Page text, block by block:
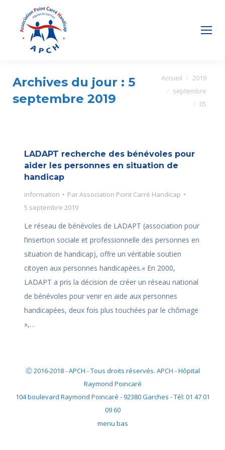
Archives du jour : 5
septembre 2019
Vous êtes ici :
Accueil
2019
septembre
05
LADAPT recherche des bénévoles pour
aider les personnes en situation de
handicap
information ParAssociation Point Carré Handicap
5 septembre 2019
Le réseau de bénévoles de LADAPT (association pour
l’insertion sociale et professionnelle des personnes en
situation de handicap), offre un véritable soutien
citoyen aux personnes handicapées.« En 2000,
LADAPT a pris la décision de créer un réseau national
de bénévoles pour venir en aide aux personnes
handicapées, deux fois plus touchées par le chômage
»,…
Ⓒ 2016-2018 - APCH - Tous droits réservés. APCH - Hôpital
Raymond Poincaré
104 boulevard Raymond Poincaré - 92380 Garches - Tél: 01 47 01
09 60
menu bas